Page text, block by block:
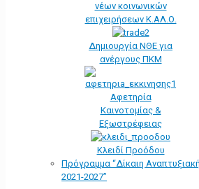
νέων κοινωνικών
επιχειρήσεων Κ.ΑΛ.Ο.
Δημιουργία ΝΘΕ για
ανέργους ΠΚΜ
Αφετηρία
Kαινοτομίας &
Εξωστρέφειας
Κλειδί Προόδου
Πρόγραμμα “Δίκαιη
2021-2027”